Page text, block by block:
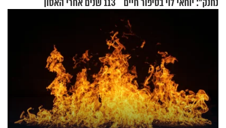
נחנק": יוחאי לוי בסיפור חיים 113 שנים אחרי האסון